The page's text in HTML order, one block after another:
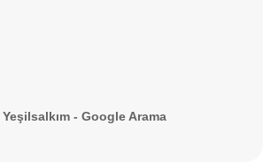
- Google Arama